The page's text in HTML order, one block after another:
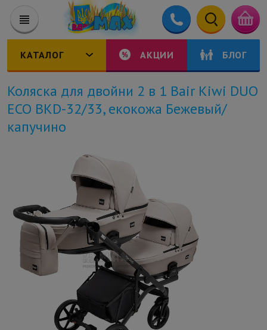
КАТАЛОГ АКЦИИ БЛОГ
Коляска для двойни 2 в 1 Bair Kiwi DUO
ECO BKD-32/33, екокожа Бежевый/
капучино